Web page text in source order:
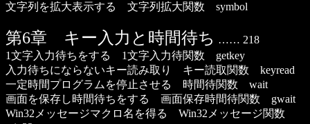
文字列を拡大表示する 文字列拡大関数 symbol
第6章 キー入力と時間待ち …… 218
1文字入力待ちをする 1文字入力待関数 getkey
入力待ちにならないキー読み取り キー読取関数 keyread
一定時間プログラムを停止させる 時間待関数 wait
画面を保存し時間待ちをする 画面保存時間待関数 gwait
Win32メッセージマクロ名を得る Win32メッセージ関数